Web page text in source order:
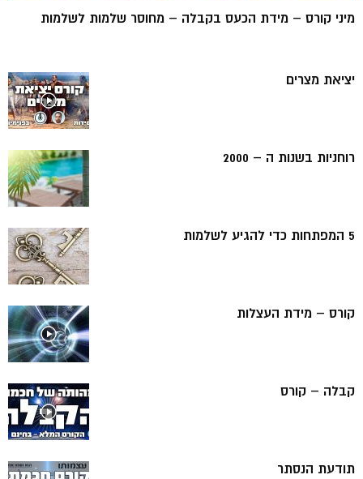
מיני קורס – מידת הכעס בקבלה – מחוסר שלמות לשלמות
יציאת מצרים
רוחניות בשנות ה – 2000
5 המפתחות כדי להגיע לשלמות
קורס – מידת העצלות
קבלה – קורס
תודעת הנסתר